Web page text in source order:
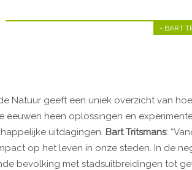
- BART
Natuur geeft een uniek overzicht van
eeuwen heen oplossingen en
uitdagingen. Bart Tritsmans:
op het leven in onze steden. In de
bevolking met stadsuitbreidingen tot